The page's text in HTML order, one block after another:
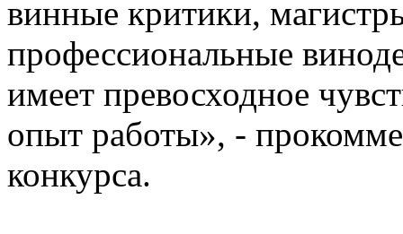
винные критики,
профессиональные
имеет превосходное
опыт работы», -
конкурса.